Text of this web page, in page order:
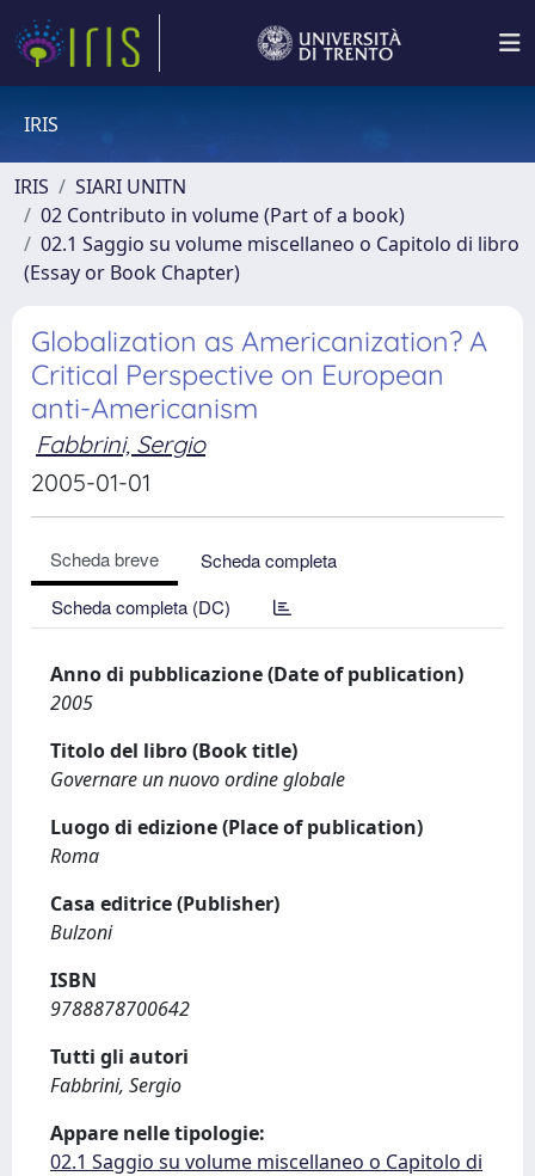
IRIS
IRIS
SIARI UNITN
02 Contributo in volume (Part of a book)
02.1 Saggio su volume miscellaneo o Capitolo di libro
(Essay or Book Chapter)
Globalization as Americanization? A
Critical Perspective on European
anti-Americanism
Fabbrini, Sergio
2005-01-01
Scheda breve
Scheda completa
Scheda completa (DC)
Anno di pubblicazione (Date of publication)
2005
Titolo del libro (Book title)
Governare un nuovo ordine globale
Luogo di edizione (Place of publication)
Roma
Casa editrice (Publisher)
Bulzoni
ISBN
9788878700642
Tutti gli autori
Fabbrini, Sergio
Appare nelle tipologie:
02.1 Saggio su volume miscellaneo o Capitolo di